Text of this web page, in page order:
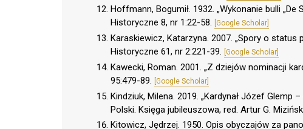
Hoffmann, Bogumił. 1932. „Wykonanie bulli
Historyczne 8, nr 1:22-58. [Google Scholar]
Karaskiewicz, Katarzyna. 2007. „Spory o
Historyczne 61, nr 2:221-39. [Google Scholar]
Kawecki, Roman. 2001. „Z dziejów nominacji
95:479-89. [Google Scholar]
Kindziuk, Milena. 2019. „Kardynał Józef Glemp
Polski. Księga jubileuszowa, red. Artur G.
Kitowicz, Jędrzej. 1950. Opis obyczajów za